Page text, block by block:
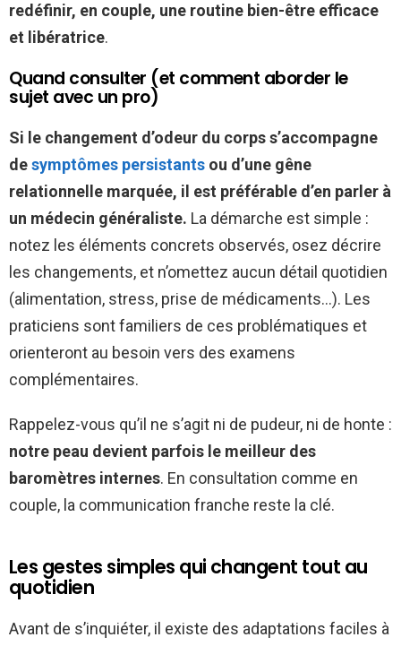
redéfinir, en couple, une routine bien-être efficace
et libératrice.
Quand consulter (et comment aborder le
sujet avec un pro)
Si le changement d’odeur du corps s’accompagne
desymptômes persistants ou d’une gêne
relationnelle marquée, il est préférable d’en parler à
un médecin généraliste. La démarche est simple :
notez les éléments concrets observés, osez décrire
les changements, et n’omettez aucun détail quotidien
(alimentation, stress, prise de médicaments…). Les
praticiens sont familiers de ces problématiques et
orienteront au besoin vers des examens
complémentaires.
Rappelez-vous qu’il ne s’agit ni de pudeur, ni de honte :
notre peau devient parfois le meilleur des
baromètres internes. En consultation comme en
couple, la communication franche reste la clé.
Les gestes simples qui changent tout au
quotidien
Avant de s’inquiéter, il existe des adaptations faciles à